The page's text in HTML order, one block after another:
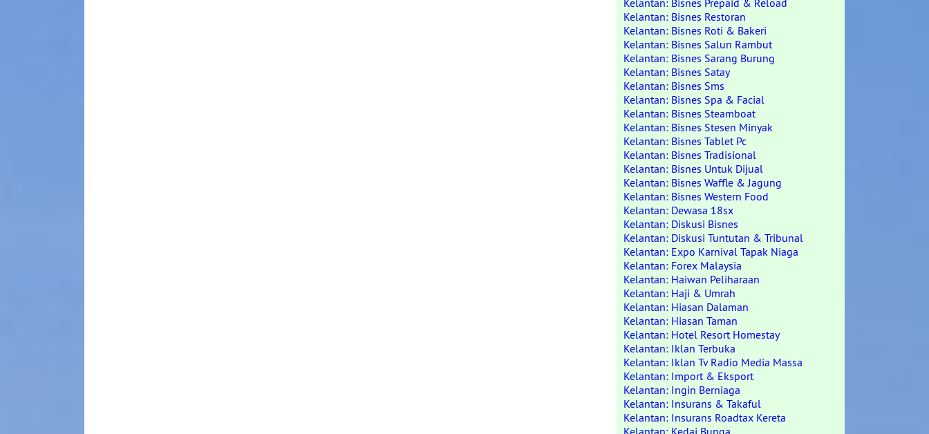
Kelantan: Bisnes Prepaid & Reload
Kelantan: Bisnes Restoran
Kelantan: Bisnes Roti & Bakeri
Kelantan: Bisnes Salun Rambut
Kelantan: Bisnes Sarang Burung
Kelantan: Bisnes Satay
Kelantan: Bisnes Sms
Kelantan: Bisnes Spa & Facial
Kelantan: Bisnes Steamboat
Kelantan: Bisnes Stesen Minyak
Kelantan: Bisnes Tablet Pc
Kelantan: Bisnes Tradisional
Kelantan: Bisnes Untuk Dijual
Kelantan: Bisnes Waffle & Jagung
Kelantan: Bisnes Western Food
Kelantan: Dewasa 18sx
Kelantan: Diskusi Bisnes
Kelantan: Diskusi Tuntutan & Tribunal
Kelantan: Expo Karnival Tapak Niaga
Kelantan: Forex Malaysia
Kelantan: Haiwan Peliharaan
Kelantan: Haji & Umrah
Kelantan: Hiasan Dalaman
Kelantan: Hiasan Taman
Kelantan: Hotel Resort Homestay
Kelantan: Iklan Terbuka
Kelantan: Iklan Tv Radio Media Massa
Kelantan: Import & Eksport
Kelantan: Ingin Berniaga
Kelantan: Insurans & Takaful
Kelantan: Insurans Roadtax Kereta
Kelantan: Kedai Bunga